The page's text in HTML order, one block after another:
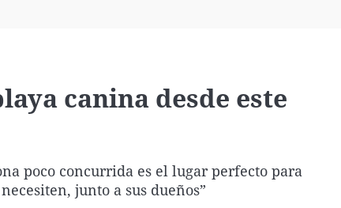
canina desde este
poco concurrida es el lugar perfecto para
junto a sus dueños”